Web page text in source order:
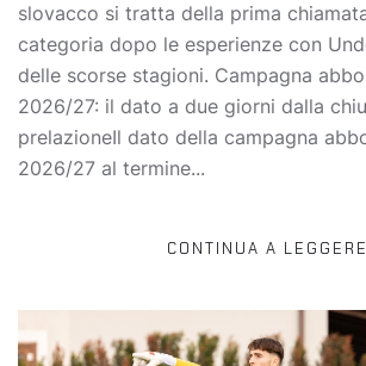
slovacco si tratta della prima
categoria dopo le esperienze con
delle scorse stagioni. Campagna
2026/27: il dato a due giorni dalla
prelazioneIl dato della campagna
2026/27 al termine...
CONTINUA A LEGGERE